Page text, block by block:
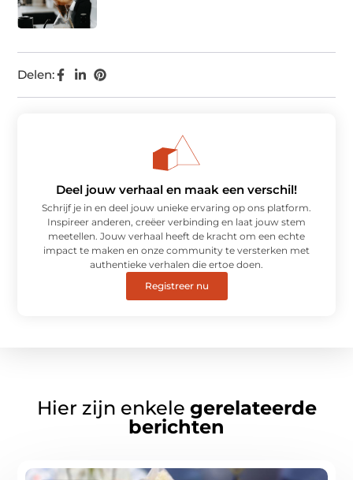
Delen:
Deel jouw verhaal en maak een verschil!
Schrijf je in en deel jouw unieke ervaring op ons platform.
Inspireer anderen, creëer verbinding en laat jouw stem
meetellen. Jouw verhaal heeft de kracht om een echte
impact te maken en onze community te versterken met
authentieke verhalen die ertoe doen.
Registreer nu
Hier zijn enkele gerelateerde
berichten